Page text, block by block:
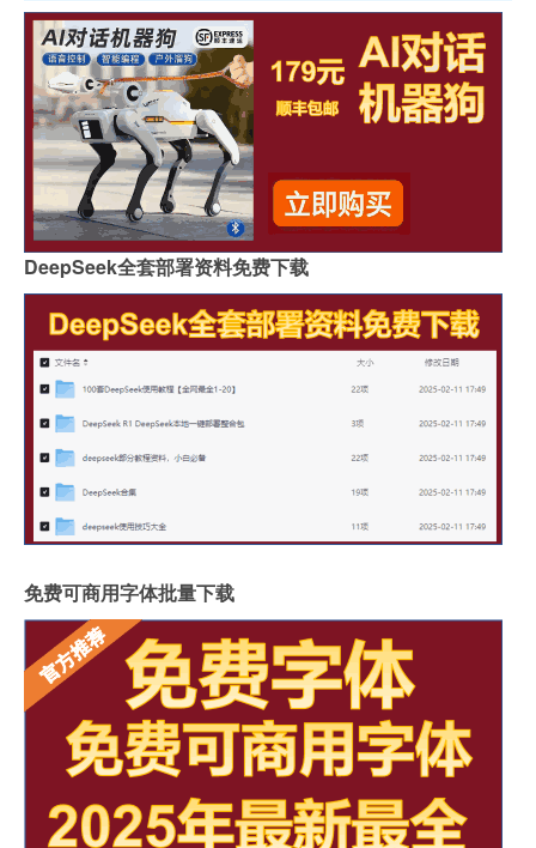
DeepSeek全套部署资料免费下载
免费可商用字体批量下载